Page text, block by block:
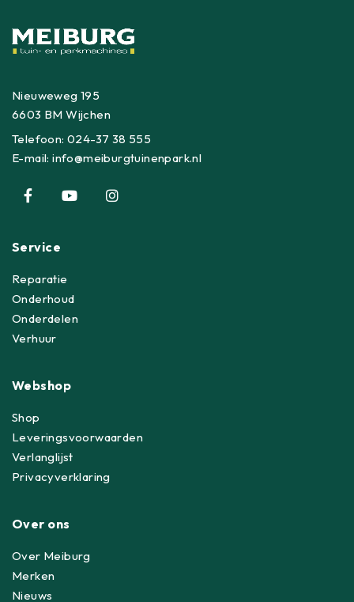
Nieuweweg 195
6603 BM Wijchen
Telefoon:024-37 38 555
E-mail:info@meiburgtuinenpark.nl
Service
Reparatie
Onderhoud
Onderdelen
Verhuur
Webshop
Shop
Leveringsvoorwaarden
Verlanglijst
Privacyverklaring
Over ons
Over Meiburg
Merken
Nieuws